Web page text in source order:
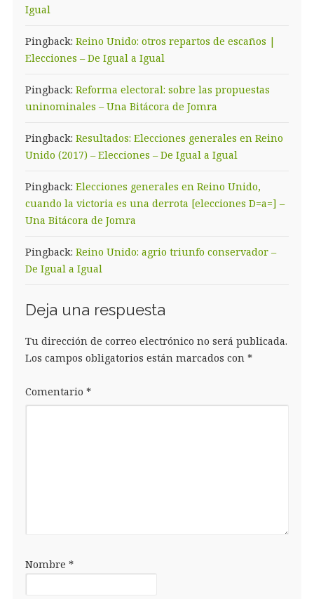
Igual
Pingback: Reino Unido: otros repartos de escaños |
Elecciones – De Igual a Igual
Pingback: Reforma electoral: sobre las propuestas
uninominales – Una Bitácora de Jomra
Pingback: Resultados: Elecciones generales en Reino
Unido (2017) – Elecciones – De Igual a Igual
Pingback: Elecciones generales en Reino Unido,
cuando la victoria es una derrota [elecciones D=a=] –
Una Bitácora de Jomra
Pingback: Reino Unido: agrio triunfo conservador –
De Igual a Igual
Deja una respuesta
Tu dirección de correo electrónico no será publicada.
Los campos obligatorios están marcados con *
Comentario *
Nombre *